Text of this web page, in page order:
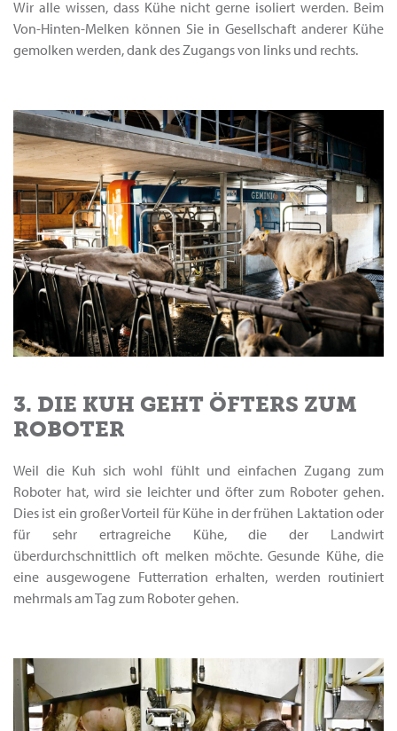
Wir alle wissen, dass Kühe nicht gerne isoliert werden. Beim
Von-Hinten-Melken können Sie in Gesellschaft anderer Kühe
gemolken werden, dank des Zugangs von links und rechts.
3. DIE KUH GEHT ÖFTERS ZUM
ROBOTER
Weil die Kuh sich wohl fühlt und einfachen Zugang zum
Roboter hat, wird sie leichter und öfter zum Roboter gehen.
Dies ist ein großer Vorteil für Kühe in der frühen Laktation oder
für sehr ertragreiche Kühe, die der Landwirt
überdurchschnittlich oft melken möchte. Gesunde Kühe, die
eine ausgewogene Futterration erhalten, werden routiniert
mehrmals am Tag zum Roboter gehen.